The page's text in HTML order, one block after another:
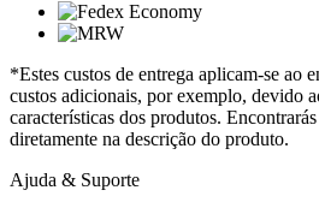
*Estes custos de entrega aplicam-se ao
custos adicionais, por exemplo, devido
características dos produtos.
diretamente na descrição do produto.
Ajuda & Suporte